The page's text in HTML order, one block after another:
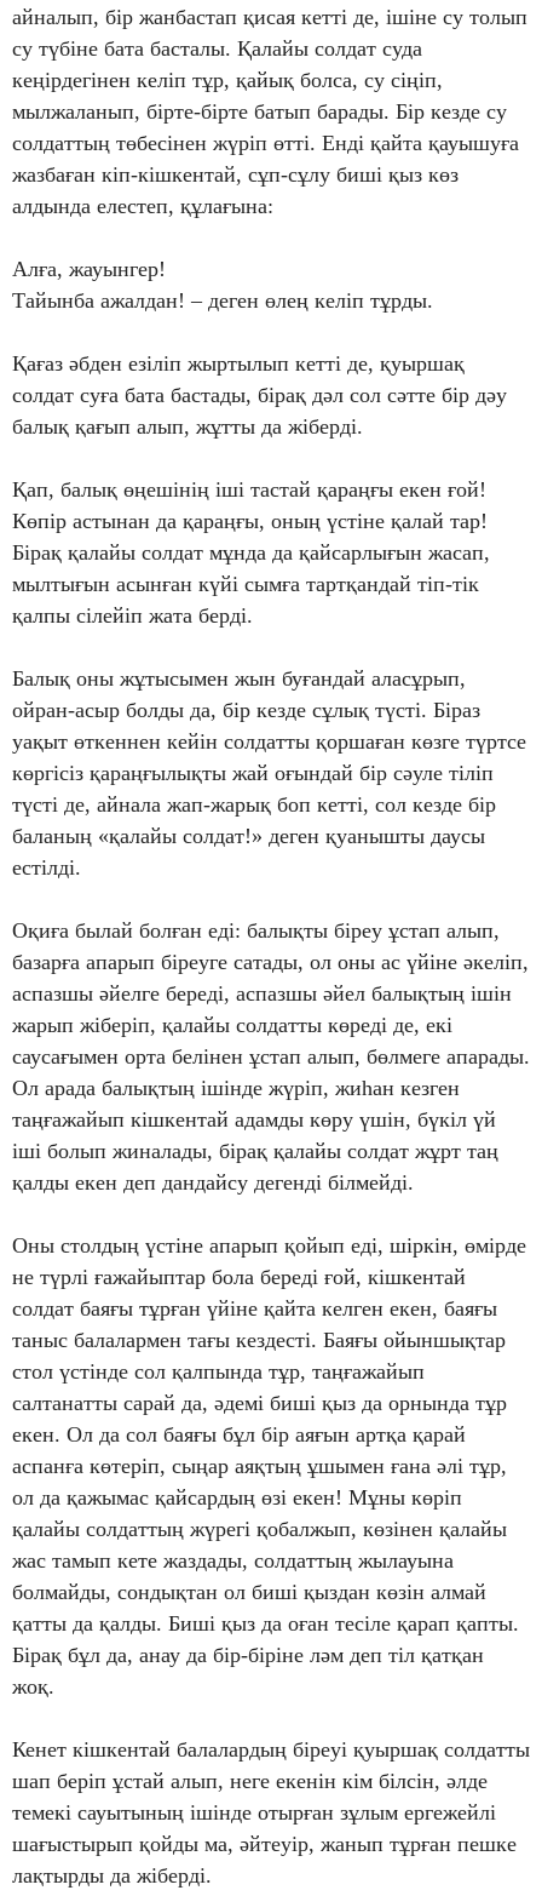
айналып, бір жанбастап қисая кетті де, ішіне су толып
су түбіне бата басталы. Қалайы солдат суда
кеңірдегінен келіп тұр, қайық болса, су сіңіп,
мылжаланып, бірте-бірте батып барады. Бір кезде су
солдаттың төбесінен жүріп өтті. Енді қайта қауышуға
жазбаған кіп-кішкентай, сұп-сұлу биші қыз көз
алдында елестеп, құлағына:
Алға, жауынгер!
Тайынба ажалдан! – деген өлең келіп тұрды.
Қағаз әбден езіліп жыртылып кетті де, қуыршақ
солдат суға бата бастады, бірақ дәл сол сәтте бір дәу
балық қағып алып, жұтты да жіберді.
Қап, балық өңешінің іші тастай қараңғы екен ғой!
Көпір астынан да қараңғы, оның үстіне қалай тар!
Бірақ қалайы солдат мұнда да қайсарлығын жасап,
мылтығын асынған күйі сымға тартқандай тіп-тік
қалпы сілейіп жата берді.
Балық оны жұтысымен жын буғандай аласұрып,
ойран-асыр болды да, бір кезде сұлық түсті. Біраз
уақыт өткеннен кейін солдатты қоршаған көзге түртсе
көргісіз қараңғылықты жай оғындай бір сәуле тіліп
түсті де, айнала жап-жарық боп кетті, сол кезде бір
баланың «қалайы солдат!» деген қуанышты даусы
естілді.
Оқиға былай болған еді: балықты біреу ұстап алып,
базарға апарып біреуге сатады, ол оны ас үйіне әкеліп,
аспазшы әйелге береді, аспазшы әйел балықтың ішін
жарып жіберіп, қалайы солдатты көреді де, екі
саусағымен орта белінен ұстап алып, бөлмеге апарады.
Ол арада балықтың ішінде жүріп, жиһан кезген
таңғажайып кішкентай адамды көру үшін, бүкіл үй
іші болып жиналады, бірақ қалайы солдат жұрт таң
қалды екен деп дандайсу дегенді білмейді.
Оны столдың үстіне апарып қойып еді, шіркін, өмірде
не түрлі ғажайыптар бола береді ғой, кішкентай
солдат баяғы тұрған үйіне қайта келген екен, баяғы
таныс балалармен тағы кездесті. Баяғы ойыншықтар
стол үстінде сол қалпында тұр, таңғажайып
салтанатты сарай да, әдемі биші қыз да орнында тұр
екен. Ол да сол баяғы бұл бір аяғын артқа қарай
аспанға көтеріп, сыңар аяқтың ұшымен ғана әлі тұр,
ол да қажымас қайсардың өзі екен! Мұны көріп
қалайы солдаттың жүрегі қобалжып, көзінен қалайы
жас тамып кете жаздады, солдаттың жылауына
болмайды, сондықтан ол биші қыздан көзін алмай
қатты да қалды. Биші қыз да оған тесіле қарап қапты.
Бірақ бұл да, анау да бір-біріне ләм деп тіл қатқан
жоқ.
Кенет кішкентай балалардың біреуі қуыршақ солдатты
шап беріп ұстай алып, неге екенін кім білсін, әлде
темекі сауытының ішінде отырған зұлым ергежейлі
шағыстырып қойды ма, әйтеуір, жанып тұрған пешке
лақтырды да жіберді.